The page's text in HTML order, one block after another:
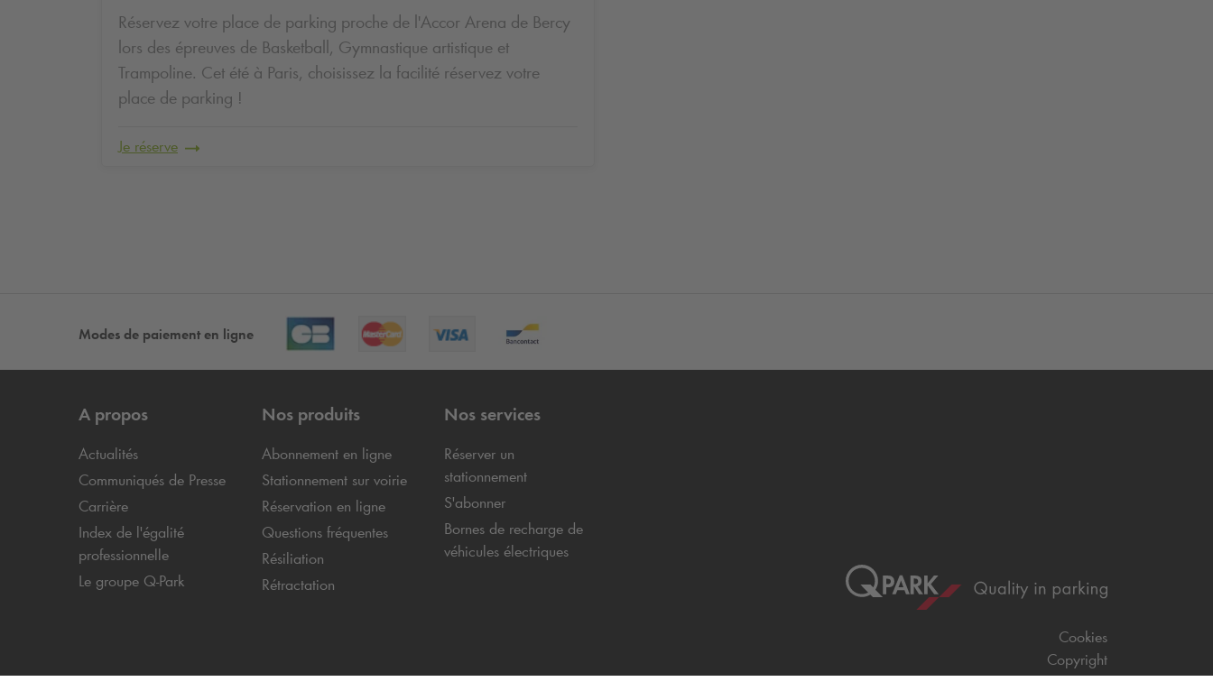
Réservez votre place de parking proche de l'Accor Arena de Bercy
lors des épreuves de Basketball, Gymnastique artistique et
Trampoline. Cet été à Paris, choisissez la facilité réservez votre
place de parking !
Je réserve
Modes de paiement en ligne
A propos
Actualités
Communiqués de Presse
Carrière
Index de l'égalité
professionnelle
Le groupe Q-Park
Nos produits
Abonnement en ligne
Stationnement sur voirie
Réservation en ligne
Questions fréquentes
Résiliation
Rétractation
Nos services
Réserver un
stationnement
S'abonner
Bornes de recharge de
véhicules électriques
Cookies
Copyright
CGV CGU Déclaration de confidentialité